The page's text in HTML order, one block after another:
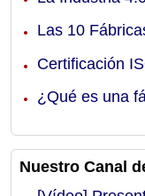
Las 10
Certificación
¿Qué es una
Nuestro Canal